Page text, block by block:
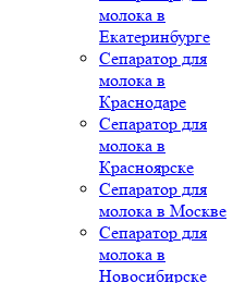
молока в
Екатеринбурге
Сепаратор для
молока в
Краснодаре
Сепаратор для
молока в
Красноярске
Сепаратор для
молока в Москве
Сепаратор для
молока в
Новосибирске